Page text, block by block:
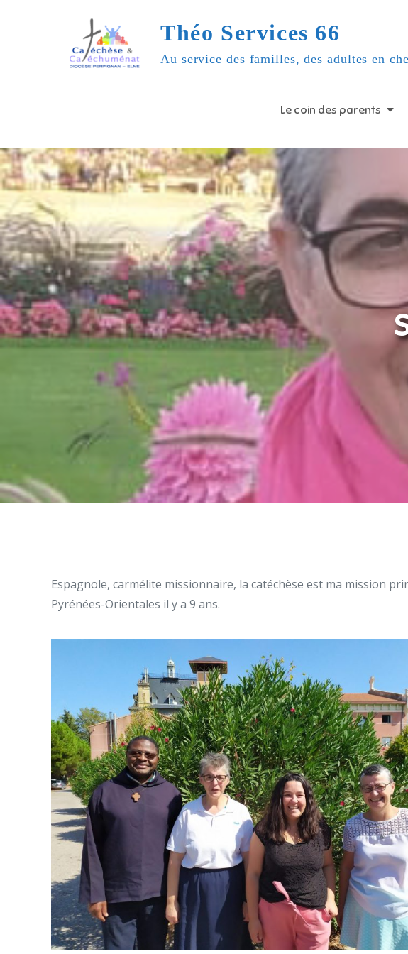
Théo Services 66
Au service des familles, des adultes en
Le coin des parents
Espagnole, carmélite missionnaire, la catéchèse est ma mission
Pyrénées-Orientales il y a 9 ans.